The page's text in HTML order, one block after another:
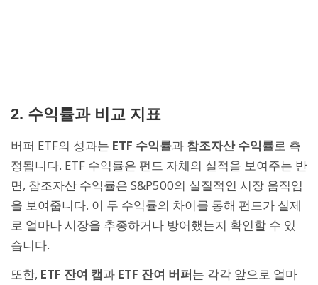
2. 수익률과 비교 지표
버퍼 ETF의 성과는 ETF 수익률과 참조자산 수익률로 측
정됩니다. ETF 수익률은 펀드 자체의 실적을 보여주는 반
면, 참조자산 수익률은 S&P500의 실질적인 시장 움직임
을 보여줍니다. 이 두 수익률의 차이를 통해 펀드가 실제
로 얼마나 시장을 추종하거나 방어했는지 확인할 수 있
습니다.
또한, ETF 잔여 캡과 ETF 잔여 버퍼는 각각 앞으로 얼마